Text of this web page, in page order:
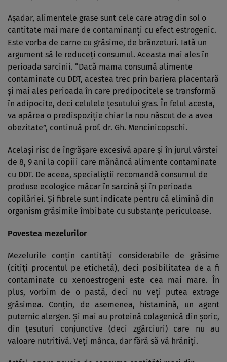
Aşadar, alimentele grase sunt cele care atrag din sol o
cantitate mai mare de contaminanţi cu efect estrogenic.
Este vorba de carne cu grăsime, de brânzeturi. Iată un
argument să le reduceţi consumul. Aceasta mai ales în
perioada sarcinii. “Dacă mama consumă alimente
contaminate cu DDT, acestea trec prin bariera placentară
şi mai ales perioada în care predipocitele se transformă
în adipocite, deci celulele ţesutului gras. În felul acesta,
va apărea o predispoziţie chiar la nou născut de a avea
obezitate”, continuă prof. dr. Gh. Mencinicopschi.
Acelaşi risc de îngrăşare excesivă apare şi în jurul vârstei
de 8, 9 ani la copiii care mănâncă alimente contaminate
cu DDT. De aceea, specialiştii recomandă consumul de
produse ecologice măcar în sarcină şi în perioada
copilăriei. Şi fibrele sunt indicate pentru că elimină din
organism grăsimile îmbibate cu substanţe periculoase.
Povestea mezelurilor
Mezelurile conţin cantităţi considerabile de grăsime
(citiţi procentul pe etichetă), deci posibilitatea de a fi
contaminate cu xenoestrogeni este cea mai mare. În
plus, vorbim de o pastă, deci nu veţi putea extrage
grăsimea. Conţin, de asemenea, histamină, un agent
puternic alergen. Şi mai au proteină colagenică din şoric,
din ţesuturi conjunctive (deci zgârciuri) care nu au
valoare nutritivă. Veţi mânca, dar fără să vă hrăniţi.